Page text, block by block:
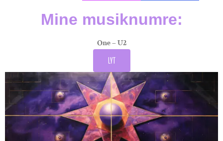
Mine musiknumre:
One – U2
LYT